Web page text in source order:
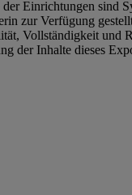
der Einrichtungen sind
zur Verfügung
Vollständigkeit
der Inhalte dieses